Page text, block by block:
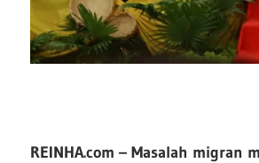
REINHA.com – Masalah migran